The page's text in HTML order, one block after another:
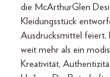
die McArthurGlen
Kleidungsstück
Ausdrucksmittel feiert.
weit mehr als ein
Kreativität,